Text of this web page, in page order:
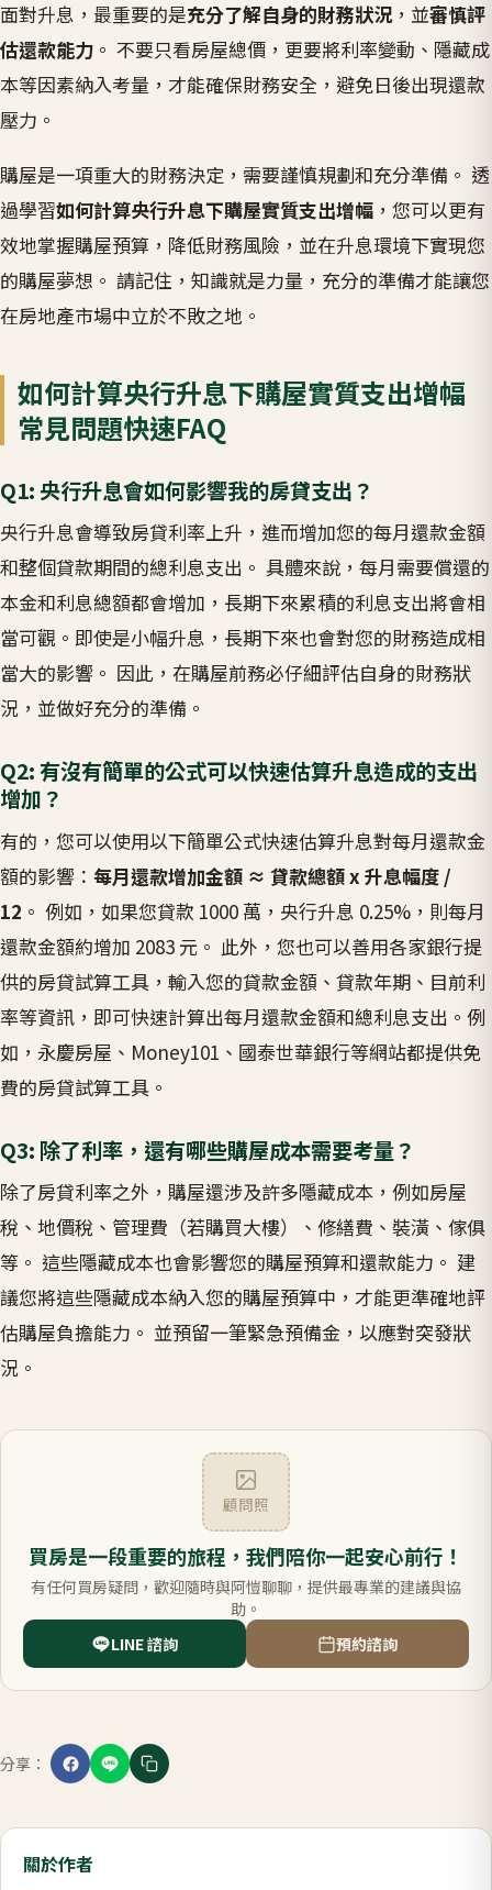
面對升息，最重要的是充分了解自身的財務狀況，並審慎評
估還款能力 。 不要只看房屋總價，更要將利率變動、隱藏成
本等因素納入考量，才能確保財務安全，避免日後出現還款
壓力。
購屋是一項重大的財務決定，需要謹慎規劃和充分準備。 透
過學習如何計算央行升息下購屋實質支出增幅 ，您可以更有
效地掌握購屋預算，降低財務風險，並在升息環境下實現您
的購屋夢想。 請記住，知識就是力量，充分的準備才能讓您
在房地產市場中立於不敗之地。
如何計算央行升息下購屋實質支出增幅
常見問題快速FAQ
Q1: 央行升息會如何影響我的房貸支出？
央行升息會導致房貸利率上升，進而增加您的每月還款金額
和整個貸款期間的總利息支出。 具體來說，每月需要償還的
本金和利息總額都會增加，長期下來累積的利息支出將會相
當可觀。即使是小幅升息，長期下來也會對您的財務造成相
當大的影響。 因此，在購屋前務必仔細評估自身的財務狀
況，並做好充分的準備。
Q2: 有沒有簡單的公式可以快速估算升息造成的支出
增加？
有的，您可以使用以下簡單公式快速估算升息對每月還款金
額的影響： 每月還款增加金額 ≈ 貸款總額 x 升息幅度 /
12 。 例如，如果您貸款 1000 萬，央行升息 0.25%，則每月
還款金額約增加 2083 元。 此外，您也可以善用各家銀行提
供的房貸試算工具，輸入您的貸款金額、貸款年期、目前利
率等資訊，即可快速計算出每月還款金額和總利息支出。例
如，永慶房屋、Money101、國泰世華銀行等網站都提供免
費的房貸試算工具。
Q3: 除了利率，還有哪些購屋成本需要考量？
除了房貸利率之外，購屋還涉及許多隱藏成本，例如房屋
稅、地價稅、管理費（若購買大樓）、修繕費、裝潢、傢俱
等。 這些隱藏成本也會影響您的購屋預算和還款能力。 建
議您將這些隱藏成本納入您的購屋預算中，才能更準確地評
估購屋負擔能力。 並預留一筆緊急預備金，以應對突發狀
況。
顧問照
買房是一段重要的旅程，我們陪你一起安心前行！
有任何買房疑問，歡迎隨時與阿愷聊聊，提供最專業的建議與協
助。
LINE 諮詢
預約諮詢
分享：
關於作者